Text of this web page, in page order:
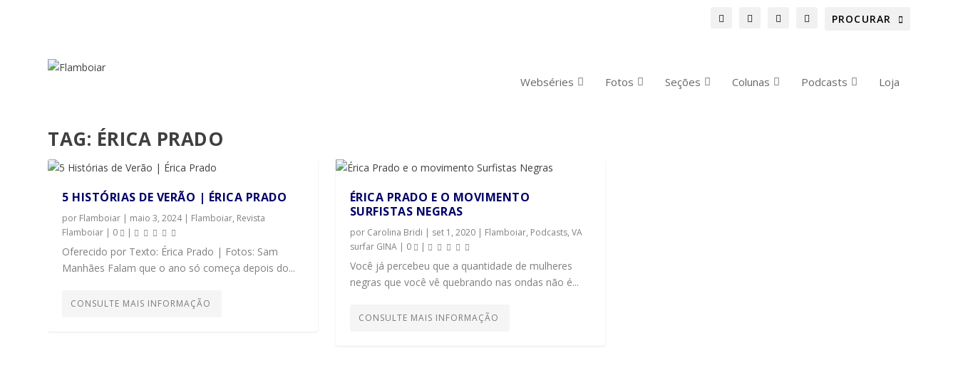
Webséries Fotos Seções Colunas Podcasts Loja
TAG: ÉRICA PRADO
5 HISTÓRIAS DE VERÃO | ÉRICA PRADO
por Flamboiar | maio 3, 2024| Flamboiar, Revista
Flamboiar | 0 |
Oferecido por Texto: Érica Prado | Fotos: Sam
Manhães Falam que o ano só começa depois do...
CONSULTE MAIS INFORMAÇÃO
ÉRICA PRADO E O MOVIMENTO
SURFISTAS NEGRAS
por Carolina Bridi | set 1, 2020| Flamboiar, Podcasts, VA
surfar GINA| 0 |
Você já percebeu que a quantidade de mulheres
negras que você vê quebrando nas ondas não é...
CONSULTE MAIS INFORMAÇÃO